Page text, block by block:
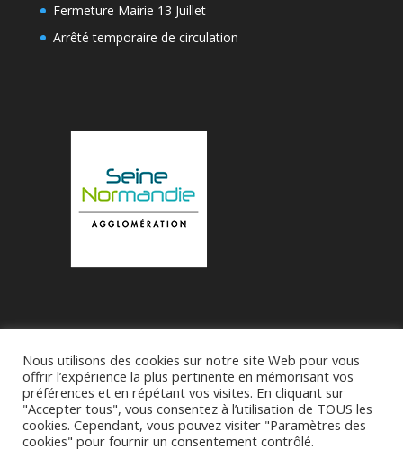
Fermeture Mairie 13 Juillet
Arrêté temporaire de circulation
Accueil Municipalité
Le Village de Bueil
Associations
Nous utilisons des cookies sur notre site Web pour vous
offrir l’expérience la plus pertinente en mémorisant vos
préférences et en répétant vos visites. En cliquant sur
"Accepter tous", vous consentez à l’utilisation de TOUS les
cookies. Cependant, vous pouvez visiter "Paramètres des
cookies" pour fournir un consentement contrôlé.